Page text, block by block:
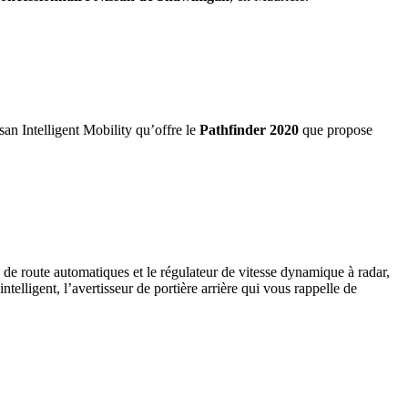
Intelligent Mobility qu’offre le Pathfinder 2020 que propose
route automatiques et le régulateur de vitesse dynamique à radar,
l’avertisseur de portière arrière qui vous rappelle de